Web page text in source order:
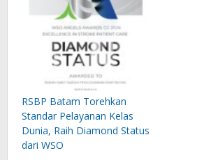
RSBP Batam Torehkan
Standar Pelayanan Kelas
Dunia, Raih Diamond Status
dari WSO